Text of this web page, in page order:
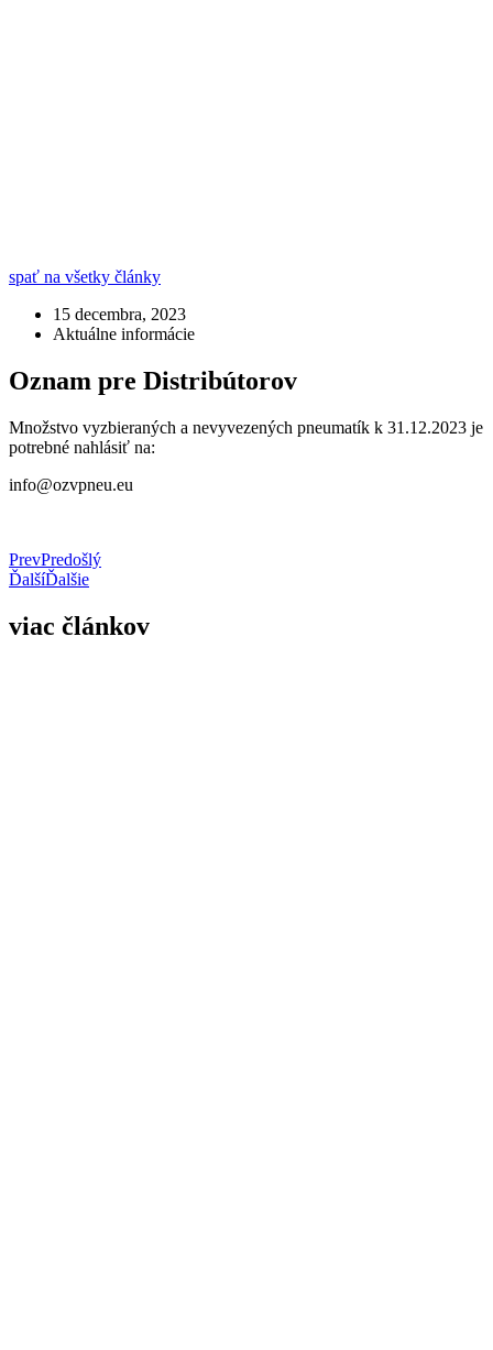
spať na všetky články
15 decembra, 2023
Aktuálne informácie
Oznam pre Distribútorov
Množstvo vyzbieraných a nevyvezených pneumatík k 31.12.2023 je
potrebné nahlásiť na:
info@ozvpneu.eu
PrevPredošlý
ĎalšíĎalšie
viac článkov